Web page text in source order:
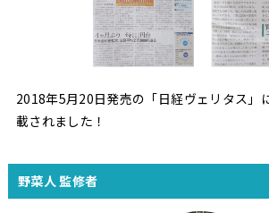
2018年5月20日発売の「日経ヴェリタス」
載されました！
野菜人 監修者